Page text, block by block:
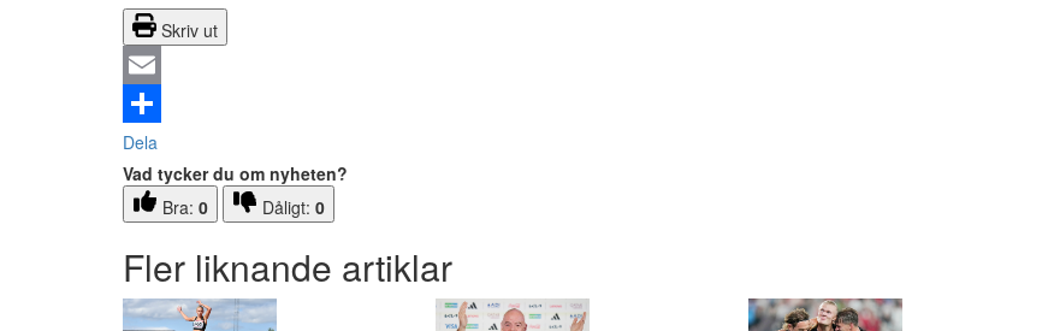
Skriv ut
Email
Dela
Vad tycker du om nyheten?
Bra: 0 Dåligt: 0
Fler liknande artiklar